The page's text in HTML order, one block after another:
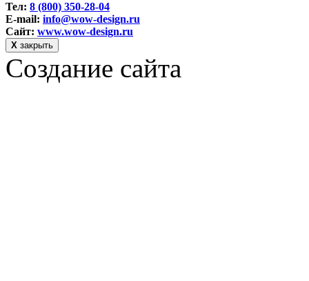
Тел: 8 (800) 350-28-04
E-mail: info@wow-design.ru
Сайт: www.wow-design.ru
Х закрыть
Создание сайта